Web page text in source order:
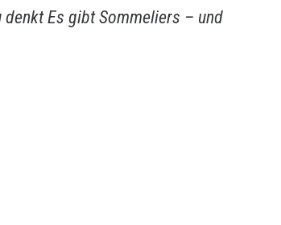
denkt Es gibt Sommeliers – und